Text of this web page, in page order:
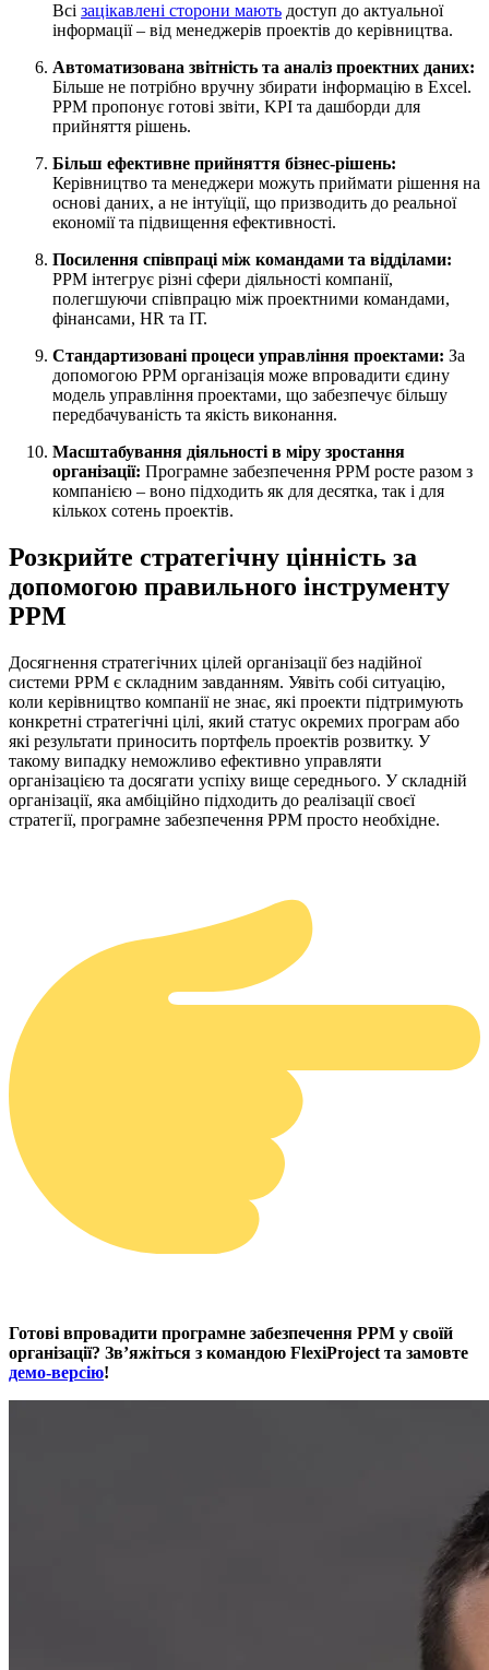
Всі зацікавлені сторони мають доступ до актуальної
інформації – від менеджерів проектів до керівництва.
Автоматизована звітність та аналіз проектних даних:
Більше не потрібно вручну збирати інформацію в Excel.
PPM пропонує готові звіти, KPI та дашборди для
прийняття рішень.
Більш ефективне прийняття бізнес-рішень:
Керівництво та менеджери можуть приймати рішення на
основі даних, а не інтуїції, що призводить до реальної
економії та підвищення ефективності.
Посилення співпраці між командами та відділами:
PPM інтегрує різні сфери діяльності компанії,
полегшуючи співпрацю між проектними командами,
фінансами, HR та ІТ.
Стандартизовані процеси управління проектами: За
допомогою PPM організація може впровадити єдину
модель управління проектами, що забезпечує більшу
передбачуваність та якість виконання.
Масштабування діяльності в міру зростання
організації: Програмне забезпечення PPM росте разом з
компанією – воно підходить як для десятка, так і для
кількох сотень проектів.
Розкрийте стратегічну цінність за
допомогою правильного інструменту
PPM
Досягнення стратегічних цілей організації без надійної
системи PPM є складним завданням. Уявіть собі ситуацію,
коли керівництво компанії не знає, які проекти підтримують
конкретні стратегічні цілі, який статус окремих програм або
які результати приносить портфель проектів розвитку. У
такому випадку неможливо ефективно управляти
організацією та досягати успіху вище середнього. У складній
організації, яка амбіційно підходить до реалізації своєї
стратегії, програмне забезпечення PPM просто необхідне.
Готові впровадити програмне забезпечення PPM у своїй
організації? Зв’яжіться з командою FlexiProject та замовте
демо-версію!